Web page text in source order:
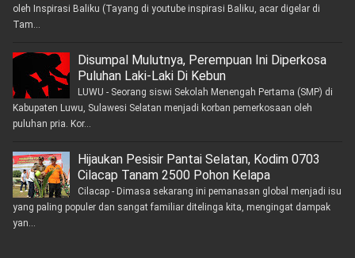
oleh Inspirasi Baliku (Tayang di youtube inspirasi Baliku, acar digelar di
Tam...
Disumpal Mulutnya, Perempuan Ini Diperkosa
Puluhan Laki-Laki Di Kebun
LUWU - Seorang siswi Sekolah Menengah Pertama (SMP) di
Kabupaten Luwu, Sulawesi Selatan menjadi korban pemerkosaan oleh
puluhan pria. Kor...
Hijaukan Pesisir Pantai Selatan, Kodim 0703
Cilacap Tanam 2500 Pohon Kelapa
Cilacap - Dimasa sekarang ini pemanasan global menjadi isu
yang paling populer dan sangat familiar ditelinga kita, mengingat dampak
yan...